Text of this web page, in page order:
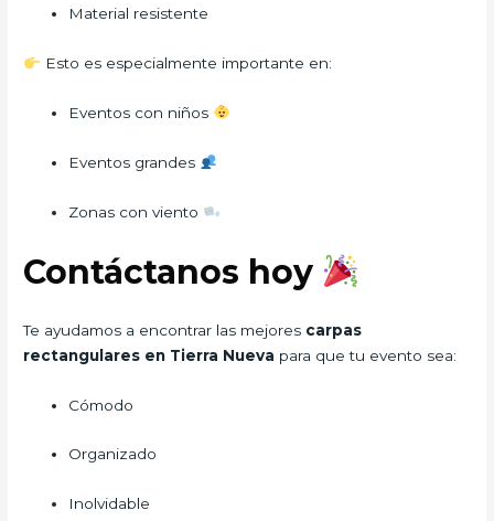
Material resistente
Esto es especialmente importante en:
Eventos con niños
Eventos grandes
Zonas con viento
Contáctanos hoy
Te ayudamos a encontrar las mejores carpas
rectangulares en Tierra Nueva para que tu evento sea:
Cómodo
Organizado
Inolvidable